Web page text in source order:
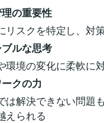
理の重要性
リスクを特定し、対
ルな思考
環境の変化に柔軟に
クの力
は解決できない問題
えられる